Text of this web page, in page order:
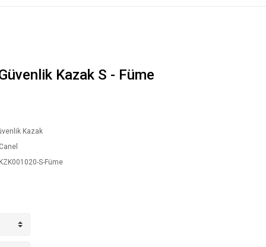
Kazak S - Füme
Kazak
S-Füme